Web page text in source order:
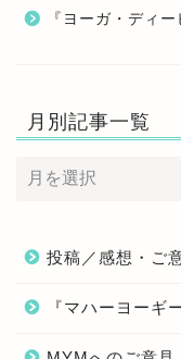
『ヨーガ・ディ
月別記事一覧
投稿／感想・ご
『マハーヨーギ